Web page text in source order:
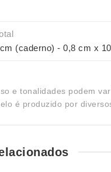
(caderno) - 0,8 cm x
e tonalidades podem
é produzido por